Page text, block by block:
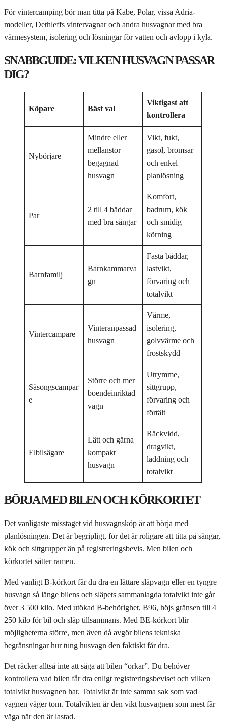
För vintercamping bör man titta på Kabe, Polar, vissa Adria-
modeller, Dethleffs vintervagnar och andra husvagnar med bra
värmesystem, isolering och lösningar för vatten och avlopp i kyla.
SNABBGUIDE: VILKEN HUSVAGN PASSAR
DIG?
Köpare Bäst val
Viktigast att
kontrollera
Nybörjare
Mindre eller
mellanstor
begagnad
husvagn
Vikt, fukt,
gasol, bromsar
och enkel
planlösning
Par
2 till 4 bäddar
med bra sängar
Komfort,
badrum, kök
och smidig
körning
Barnfamilj
Barnkammarva
gn
Fasta bäddar,
lastvikt,
förvaring och
totalvikt
Vintercampare
Vinteranpassad
husvagn
Värme,
isolering,
golvvärme och
frostskydd
Säsongscampar
e
Större och mer
boendeinriktad
vagn
Utrymme,
sittgrupp,
förvaring och
förtält
Elbilsägare
Lätt och gärna
kompakt
husvagn
Räckvidd,
dragvikt,
laddning och
totalvikt
BÖRJA MED BILEN OCH KÖRKORTET
Det vanligaste misstaget vid husvagnsköp är att börja med
planlösningen. Det är begripligt, för det är roligare att titta på sängar,
kök och sittgrupper än på registreringsbevis. Men bilen och
körkortet sätter ramen.
Med vanligt B-körkort får du dra en lättare släpvagn eller en tyngre
husvagn så länge bilens och släpets sammanlagda totalvikt inte går
över 3 500 kilo. Med utökad B-behörighet, B96, höjs gränsen till 4
250 kilo för bil och släp tillsammans. Med BE-körkort blir
möjligheterna större, men även då avgör bilens tekniska
begränsningar hur tung husvagn den faktiskt får dra.
Det räcker alltså inte att säga att bilen “orkar”. Du behöver
kontrollera vad bilen får dra enligt registreringsbeviset och vilken
totalvikt husvagnen har. Totalvikt är inte samma sak som vad
vagnen väger tom. Totalvikten är den vikt husvagnen som mest får
väga när den är lastad.